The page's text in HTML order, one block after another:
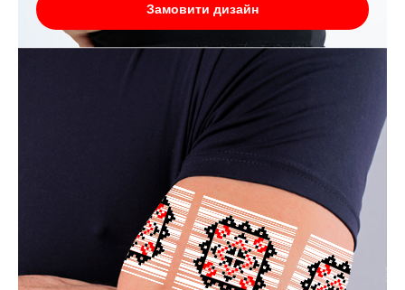
Замовити дизайн